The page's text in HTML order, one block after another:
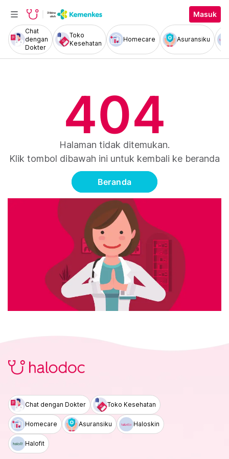
Masuk
Chat
dengan
Dokter
Toko
Kesehatan
Homecare Asuransiku
404
Halaman tidak ditemukan.
Klik tombol dibawah ini untuk kembali ke beranda
Beranda
Chat dengan Dokter Toko Kesehatan
Homecare Asuransiku Haloskin
Halofit